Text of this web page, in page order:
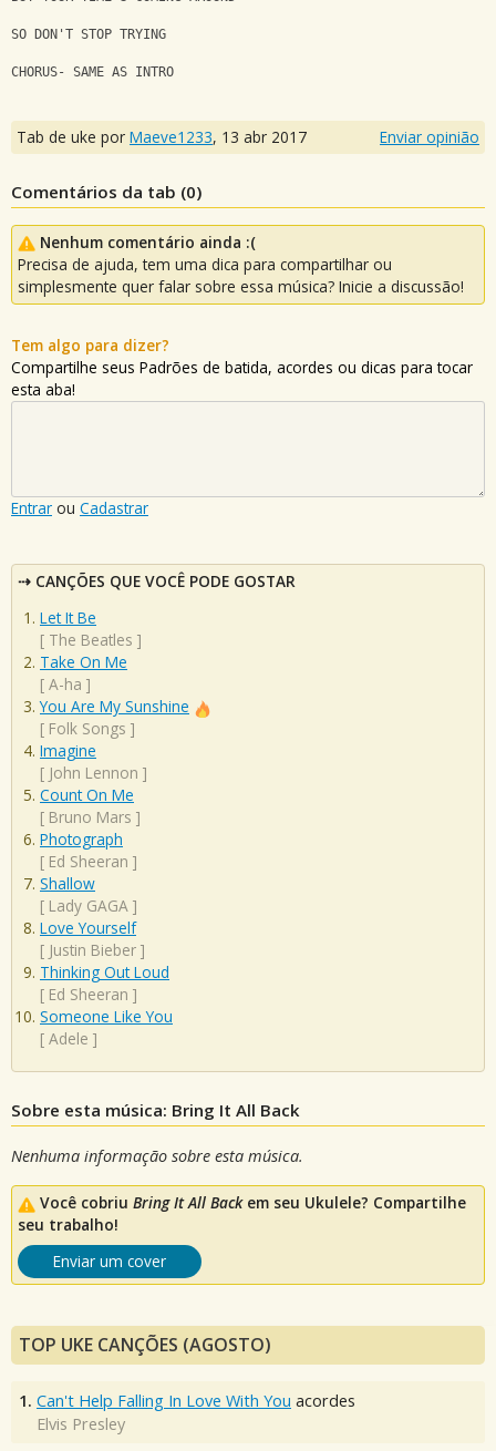
SO DON'T STOP TRYING
CHORUS- SAME AS INTRO
Tab de uke por Maeve1233, 13 abr 2017 Enviar opinião
Comentários da tab (0)
Nenhum comentário ainda :(
Precisa de ajuda, tem uma dica para compartilhar ou
simplesmente quer falar sobre essa música? Inicie a discussão!
Tem algo para dizer?
Compartilhe seus Padrões de batida, acordes ou dicas para tocar
esta aba!
Entrar ou Cadastrar
CANÇÕES QUE VOCÊ PODE GOSTAR
Let It Be
[ The Beatles ]
Take On Me
[ A-ha ]
You Are My Sunshine
[ Folk Songs ]
Imagine
[ John Lennon ]
Count On Me
[ Bruno Mars ]
Photograph
[ Ed Sheeran ]
Shallow
[ Lady GAGA ]
Love Yourself
[ Justin Bieber ]
Thinking Out Loud
[ Ed Sheeran ]
Someone Like You
[ Adele ]
Sobre esta música: Bring It All Back
Nenhuma informação sobre esta música.
Você cobriu Bring It All Backem seu Ukulele? Compartilhe
seu trabalho!
Enviar um cover
TOP UKE CANÇÕES (AGOSTO)
1. Can't Help Falling In Love With You acordes
Elvis Presley